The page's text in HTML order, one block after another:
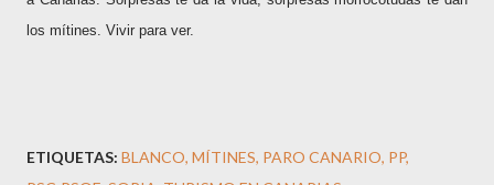
los mítines. Vivir para ver.
ETIQUETAS: BLANCO MÍTINES PARO CANARIO PP